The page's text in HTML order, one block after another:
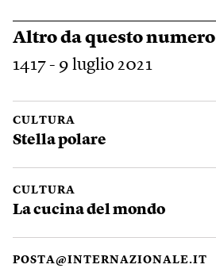
Altro da questo numero
1417 - 9 luglio 2021
CULTURA
Stella polare
CULTURA
La cucina del mondo
POSTA@INTERNAZIONALE.IT